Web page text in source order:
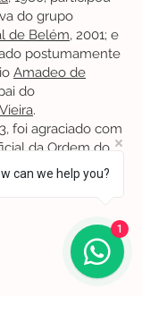
do grupo
de Belém, 2001; e
postumamente
Amadeo de
do
.
foi agraciado com
da Ordem do
1070-250Lisboa​
can we help you?
1